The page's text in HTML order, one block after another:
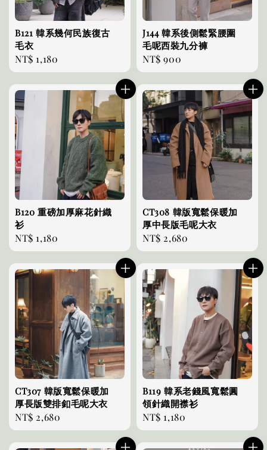
B121 韓系幾何民族復古
毛衣
Regular
price
NT$ 1,180
J144 韓系後側鬆緊腰圍
毛呢西裝九分褲
Regular
price
NT$ 900
B120 重磅加厚麻花針織
衫
Regular
price
NT$ 1,180
CT308 韓版寬鬆保暖加
厚中長版毛呢大衣
Regular
price
NT$ 2,680
CT307 韓版寬鬆保暖加
厚長版雙排釦毛呢大衣
Regular
price
NT$ 2,680
B119 韓系老錢風寬鬆圓
領針織開襟衫
Regular
price
NT$ 1,180